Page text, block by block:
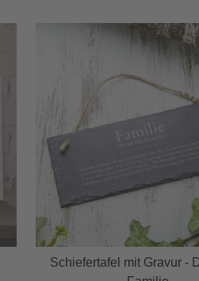
Schiefertafel mit Gravur -